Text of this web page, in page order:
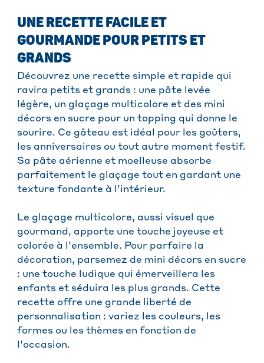
UNE RECETTE FACILE ET
GOURMANDE POUR PETITS ET
GRANDS
Découvrez une recette simple et rapide qui
ravira petits et grands : une pâte levée
légère, un glaçage multicolore et des mini
décors en sucre pour un topping qui donne le
sourire. Ce gâteau est idéal pour les goûters,
les anniversaires ou tout autre moment festif.
Sa pâte aérienne et moelleuse absorbe
parfaitement le glaçage tout en gardant une
texture fondante à l’intérieur.
Le glaçage multicolore, aussi visuel que
gourmand, apporte une touche joyeuse et
colorée à l’ensemble. Pour parfaire la
décoration, parsemez de mini décors en sucre
: une touche ludique qui émerveillera les
enfants et séduira les plus grands. Cette
recette offre une grande liberté de
personnalisation : variez les couleurs, les
formes ou les thèmes en fonction de
l’occasion.